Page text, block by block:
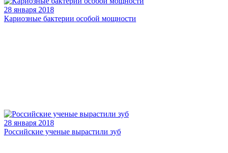
28 января 2018
Кариозные бактерии особой мощности
28 января 2018
Российские ученые вырастили зуб